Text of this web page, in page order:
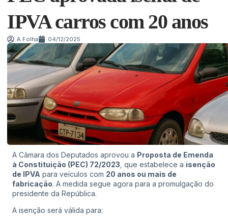
IPVA carros com 20 anos
A Folha 04/12/2025
A Câmara dos Deputados aprovou a Proposta de Emenda
à Constituição (PEC) 72/2023 , que estabelece a isenção
de IPVA para veículos com 20 anos ou mais de
fabricação. A medida segue agora para a promulgação do
presidente da República.
A isenção será válida para: